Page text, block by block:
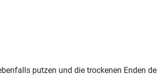
putzen und die trockenen Enden